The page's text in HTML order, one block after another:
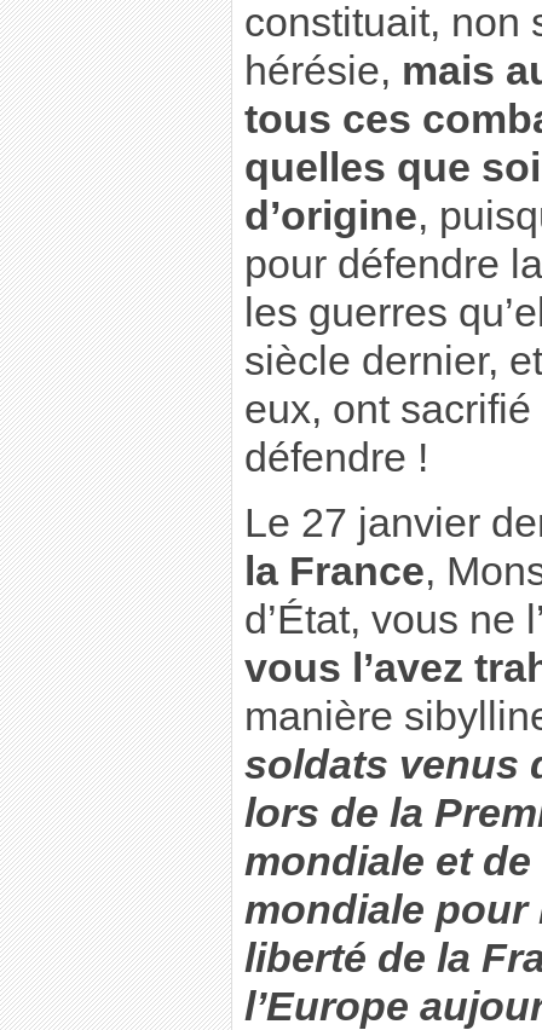
constituait, non
hérésie, mais
tous ces
quelles que
d’origine,
pour défendre
les guerres
siècle dernier,
eux, ont
défendre !
Le 27 janvier
la France,
d’État, vous ne
vous l’avez
manière
soldats venus
lors de la
mondiale et
mondiale pour
liberté de la
l’Europe